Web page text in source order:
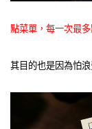
點菜單，每一次最多
其目的也是因為怕